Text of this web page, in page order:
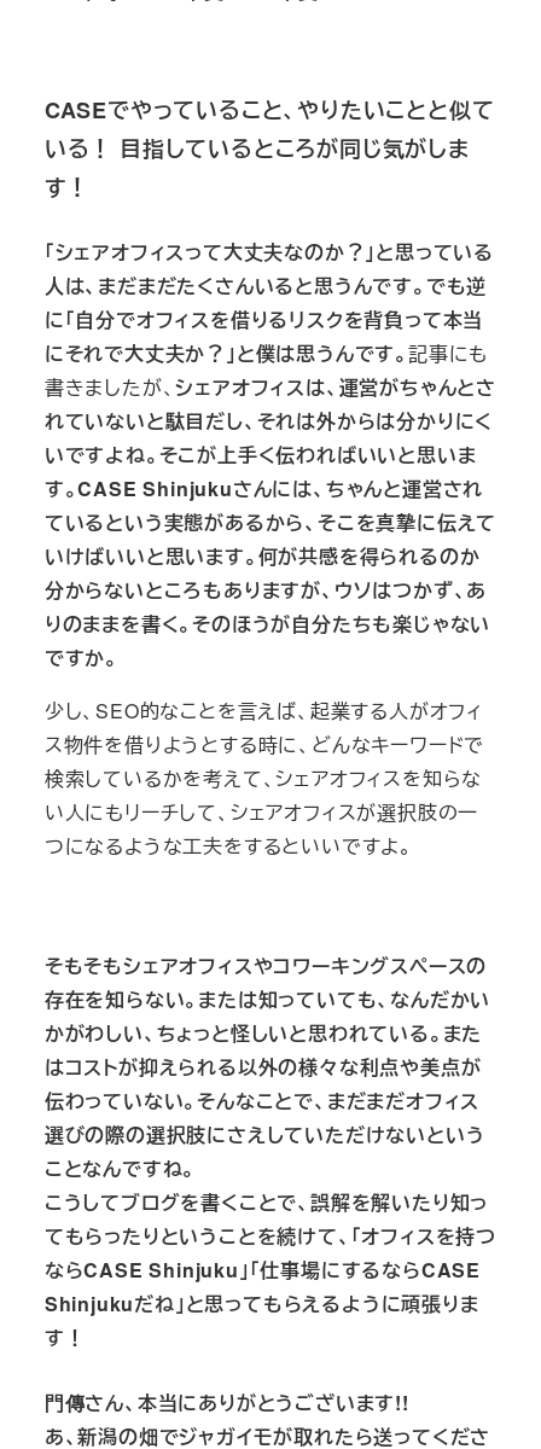
CASEでやっていること、やりたいことと似て
いる！ 目指しているところが同じ気がしま
す！
「シェアオフィスって大丈夫なのか？」と思っている
人は、まだまだたくさんいると思うんです。でも逆
に「自分でオフィスを借りるリスクを背負って本当
にそれで大丈夫か？」と僕は思うんです。記事にも
書きましたが、シェアオフィスは、運営がちゃんとさ
れていないと駄目だし、それは外からは分かりにく
いですよね。そこが上手く伝わればいいと思いま
す。CASE Shinjukuさんには、ちゃんと運営され
ているという実態があるから、そこを真摯に伝えて
いけばいいと思います。何が共感を得られるのか
分からないところもありますが、ウソはつかず、あ
りのままを書く。そのほうが自分たちも楽じゃない
ですか。
少し、SEO的なことを言えば、起業する人がオフィ
ス物件を借りようとする時に、どんなキーワードで
検索しているかを考えて、シェアオフィスを知らな
い人にもリーチして、シェアオフィスが選択肢の一
つになるような工夫をするといいですよ。
そもそもシェアオフィスやコワーキングスペースの
存在を知らない。または知っていても、なんだかい
かがわしい、ちょっと怪しいと思われている。また
はコストが抑えられる以外の様々な利点や美点が
伝わっていない。そんなことで、まだまだオフィス
選びの際の選択肢にさえしていただけないという
ことなんですね。
こうしてブログを書くことで、誤解を解いたり知っ
てもらったりということを続けて、「オフィスを持つ
ならCASE Shinjuku」「仕事場にするならCASE
Shinjukuだね」と思ってもらえるように頑張りま
す！
門傳さん、本当にありがとうございます!!
あ、新潟の畑でジャガイモが取れたら送ってくださ